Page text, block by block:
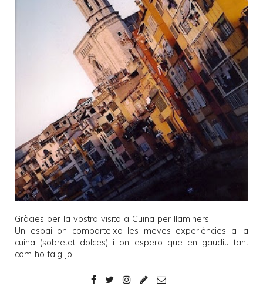
Gràcies per la vostra visita a Cuina per llaminers!
Un espai on comparteixo les meves experiències a la
cuina (sobretot dolces) i on espero que en gaudiu tant
com ho faig jo.